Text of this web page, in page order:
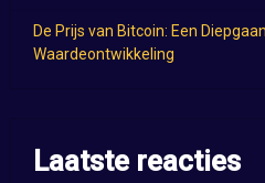
De Prijs van Bitcoin: Een
Waardeontwikkeling
Laatste reacties